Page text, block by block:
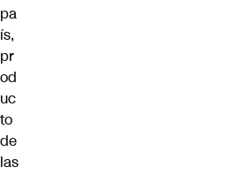
pa
ís,
pr
od
uc
to
de
las